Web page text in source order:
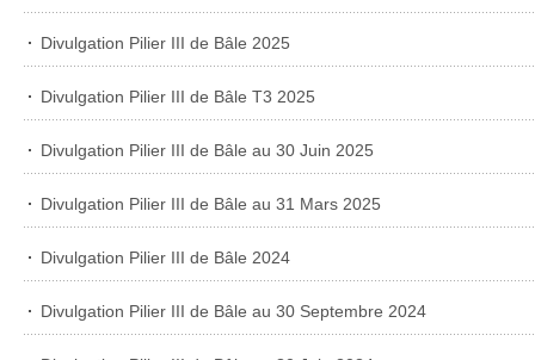
Divulgation Pilier III de Bâle 2025
Divulgation Pilier III de Bâle T3 2025
Divulgation Pilier III de Bâle au 30 Juin 2025
Divulgation Pilier III de Bâle au 31 Mars 2025
Divulgation Pilier III de Bâle 2024
Divulgation Pilier III de Bâle au 30 Septembre 2024